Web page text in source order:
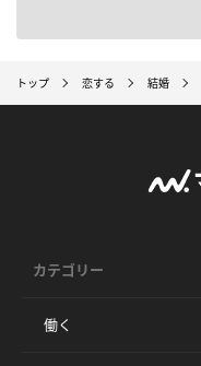
トップ 恋する 結婚
カテゴリー
働く